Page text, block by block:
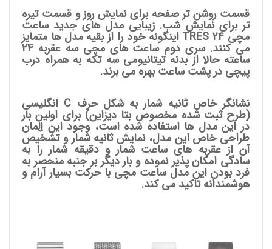
قسمت روشن تر صفحه برای نمایش روز و قسمت تیره
تر برای نمایش شب. زیبایی مدل های جدید ساعت
مچی TRES 24 اینگونه خود را از بقیه مدل ها متمایز
می کنند. سری دوم ساعت های مچی سه عقربه 24
ساعته حالا از بدنه تیتانیومی سه تکه به همراه درب
پیچی در پشت ساعت بهره می برند.
نشانگر خاص ثانیه شمار به شکل حرف C انگلیسی
(طرح ثبت شده مخصوص بتا دیزاین) برای اولین بار
در این مدل ها استفاده شده است، وجود این اِلِمان
طراحی خاص این مدل، نمایش ثانیه شمار و تشخیص
آن از عقربه های ساعت شمار و دقیقه شمار را به
سادگی امکان پذیر نموده و بار دیگر بر جنبه منحصر به
فرد بودن این مدل ساعت مچی با حرکت بسیار آرام و
هوشمندانه تاکید می کند.